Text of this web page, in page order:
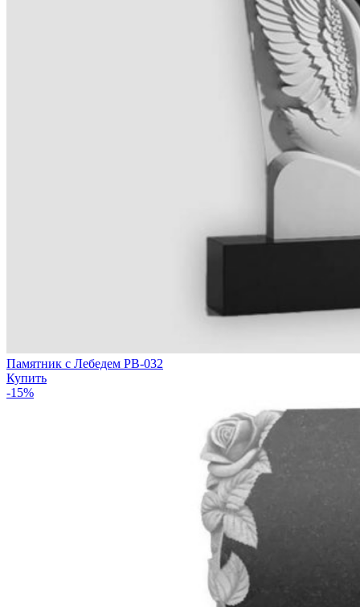
Памятник с Лебедем РВ-032
Купить
-15%